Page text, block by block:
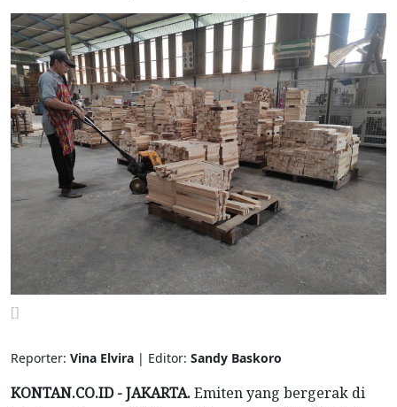
[]
Reporter: Vina Elvira | Editor: Sandy Baskoro
KONTAN.CO.ID - JAKARTA.Emiten yang bergerak di